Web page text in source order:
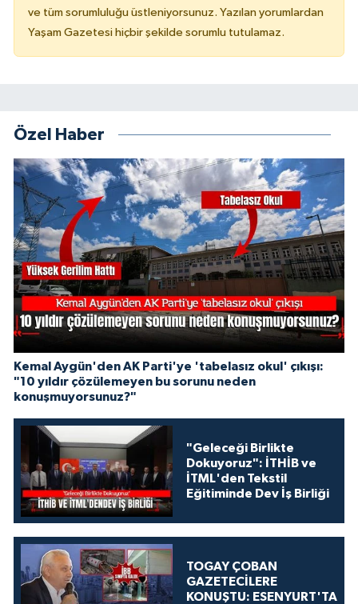
ve tüm sorumluluğu üstleniyorsunuz. Yazılan yorumlardan
Yaşam Gazetesi hiçbir şekilde sorumlu tutulamaz.
Özel Haber
Kemal Aygün'den AK Parti'ye 'tabelasız okul' çıkışı:
"10 yıldır çözülemeyen bu sorunu neden
konuşmuyorsunuz?"
"Geleceği Birlikte
Dokuyoruz": İTHİB ve
İTML'den Tekstil
Eğitiminde Dev İş Birliği
TOGAY ÇOBAN
GAZETECİLERE
KONUŞTU: ESENYURT'TA